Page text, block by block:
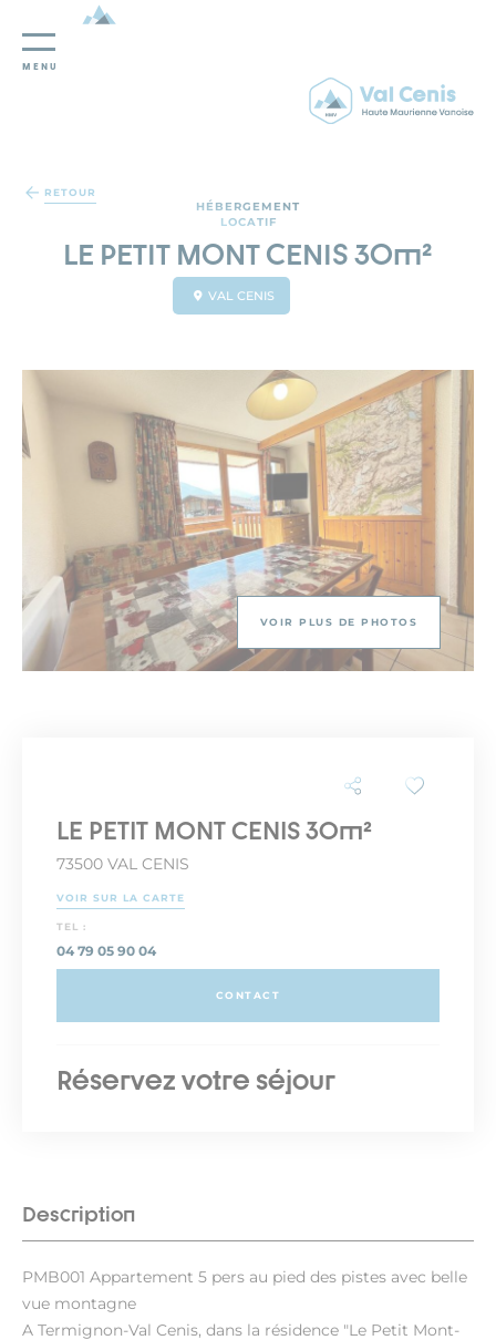
MENU
RETOUR
HÉBERGEMENT
LOCATIF
LE PETIT MONT CENIS 30m²
VAL CENIS
VOIR PLUS DE PHOTOS
Description
PMB001 Appartement 5 pers au pied des pistes avec belle
vue montagne
A Termignon-Val Cenis, dans la résidence "Le Petit Mont-
LE PETIT MONT CENIS 30m²
73500 VAL CENIS
VOIR SUR LA CARTE
TEL :
04 79 05 90 04
CONTACT
Réservez votre séjour